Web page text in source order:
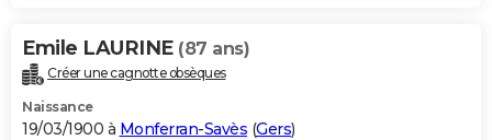
Emile LAURINE (87 ans)
Créer une cagnotte obsèques
Naissance
19/03/1900 à Monferran-Savès (Gers)